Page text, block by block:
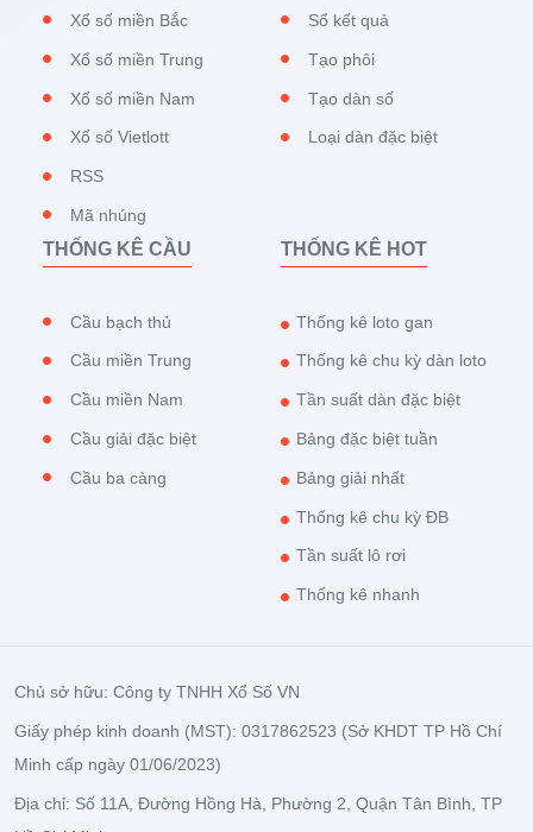
Xổ số miền Bắc
Xổ số miền Trung
Xổ số miền Nam
Xổ số Vietlott
RSS
Mã nhúng
Sổ kết quả
Tạo phôi
Tạo dàn số
Loại dàn đặc biệt
THỐNG KÊ CẦU
Cầu bạch thủ
Cầu miền Trung
Cầu miền Nam
Cầu giải đặc biệt
Cầu ba càng
THỐNG KÊ HOT
Thống kê loto gan
Thống kê chu kỳ dàn loto
Tần suất dàn đặc biệt
Bảng đặc biệt tuần
Bảng giải nhất
Thống kê chu kỳ ĐB
Tần suất lô rơi
Thống kê nhanh
Chủ sở hữu: Công ty TNHH Xổ Số VN
Giấy phép kinh doanh (MST): 0317862523 (Sở KHDT TP Hồ Chí
Minh cấp ngày 01/06/2023)
Địa chỉ: Số 11A, Đường Hồng Hà, Phường 2, Quận Tân Bình, TP